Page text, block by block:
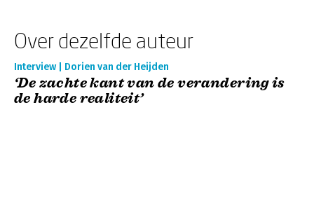
Over dezelfde auteur
Interview | Dorien van der Heijden
‘De zachte kant van de verandering is
de harde realiteit’